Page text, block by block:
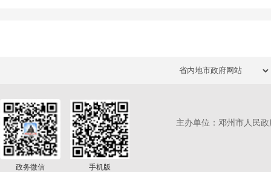
政务微信 手机版
主办单位：邓州市人民